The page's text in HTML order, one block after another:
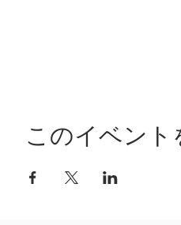
このイベント